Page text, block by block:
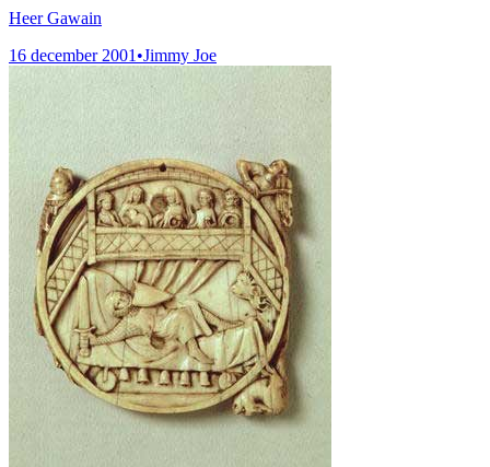
Heer Gawain
16 december 2001 •Jimmy Joe